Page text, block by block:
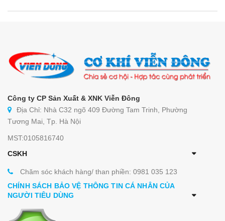
Công ty CP Sản Xuất & XNK Viễn Đông
Địa Chỉ: Nhà C32 ngõ 409 Đường Tam Trinh, Phường
Tương Mai, Tp. Hà Nội
MST:0105816740
CSKH
Chăm sóc khách hàng/ than phiền: 0981 035 123
CHÍNH SÁCH BẢO VỆ THÔNG TIN CÁ NHÂN CỦA
NGƯỜI TIÊU DÙNG